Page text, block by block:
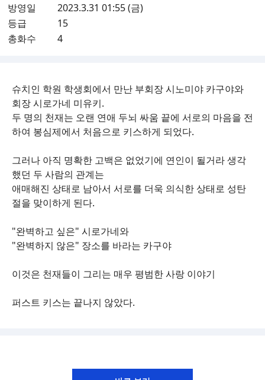
방영일
2023.3.31 01:55 (금)
등급
15
총화수
4
슈치인 학원 학생회에서 만난 부회장 시노미야 카구야와
회장 시로가네 미유키.
두 명의 천재는 오랜 연애 두뇌 싸움 끝에 서로의 마음을 전
하여 봉심제에서 처음으로 키스하게 되었다.
그러나 아직 명확한 고백은 없었기에 연인이 될거라 생각
했던 두 사람의 관계는
애매해진 상태로 남아서 서로를 더욱 의식한 상태로 성탄
절을 맞이하게 된다.
"완벽하고 싶은" 시로가네와
"완벽하지 않은" 장소를 바라는 카구야
이것은 천재들이 그리는 매우 평범한 사랑 이야기
퍼스트 키스는 끝나지 않았다.